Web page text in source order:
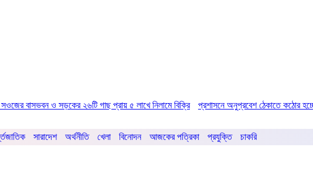
ও সড়কের ২৬টি গাছ প্রায় ৫ লাখে নিলামে বিক্রি প্রশাসনে অনুপ্রবেশ ঠেকাতে কঠোর হচ্ছে সরকার
সারাদেশ অর্থনীতি খেলা বিনোদন আজকের পত্রিকা প্রযুক্তি চাকরি